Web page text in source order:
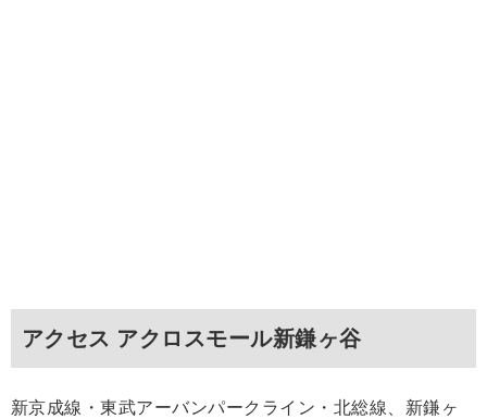
アクセス アクロスモール新鎌ヶ谷
新京成線・東武アーバンパークライン・北総線、新鎌ヶ